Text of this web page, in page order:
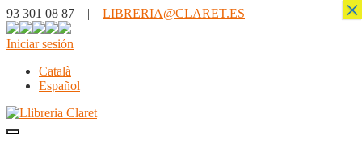
93 301 08 87 | LIBRERIA@CLARET.ES
Iniciar sesión
Català
Español
×